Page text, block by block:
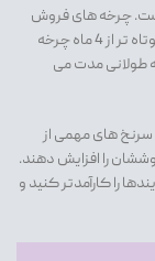
چرخه های فروش
متعارف چیزی حدود 6-4 ماه زمان می برند. چرخه های کوتاه تر از 4 ماه چرخه
های بالاتر از 6 ماه، چرخه طولانی مدت می
های مهمی از
را افزایش دهند.
را کارآمدتر کنید و